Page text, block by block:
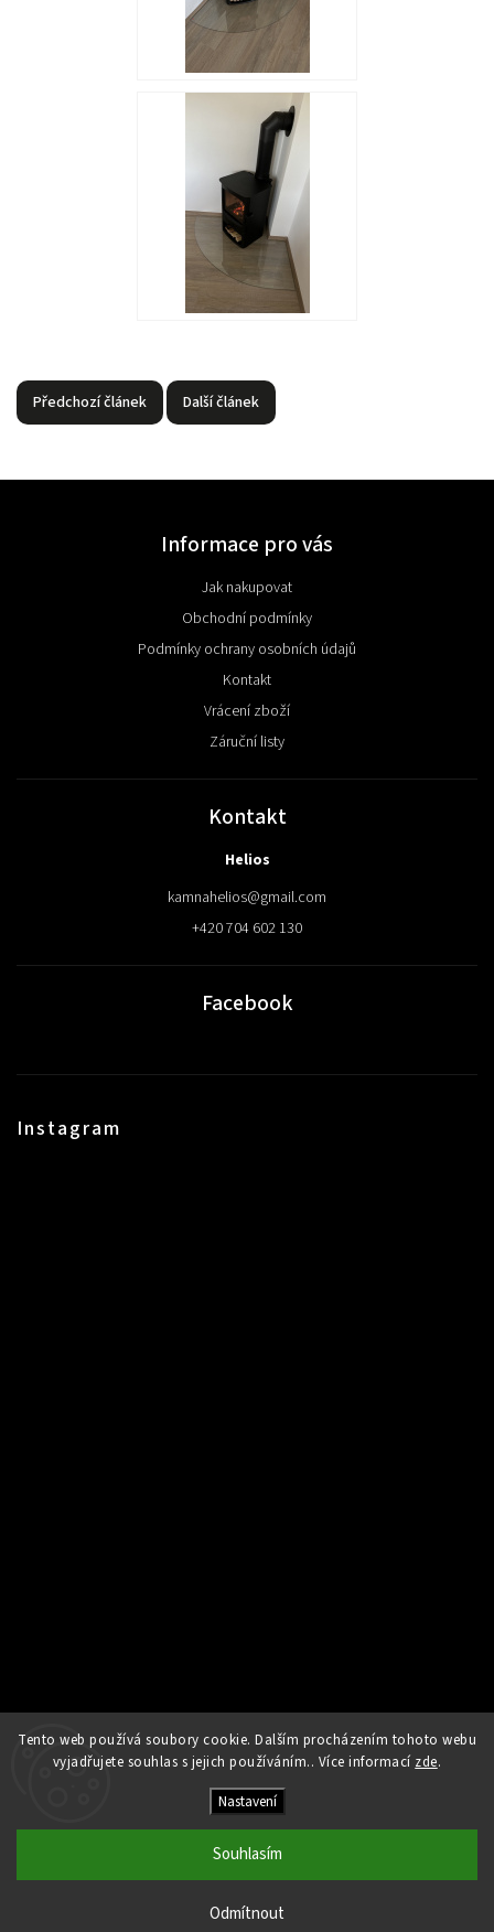
Tento web používá soubory cookie. Dalším procházením tohoto webu
vyjadřujete souhlas s jejich používáním.. Více informací zde.
Nastavení
Odmítnout
Souhlasím
Předchozí článek Další článek
Informace pro vás
Jak nakupovat
Obchodní podmínky
Podmínky ochrany osobních údajů
Kontakt
Vrácení zboží
Záruční listy
Kontakt
Helios
kamnahelios@gmail.com
+420 704 602 130
Facebook
Instagram
Sledovat na Instagramu
Kamna Helios
Upravit nastavení cookies